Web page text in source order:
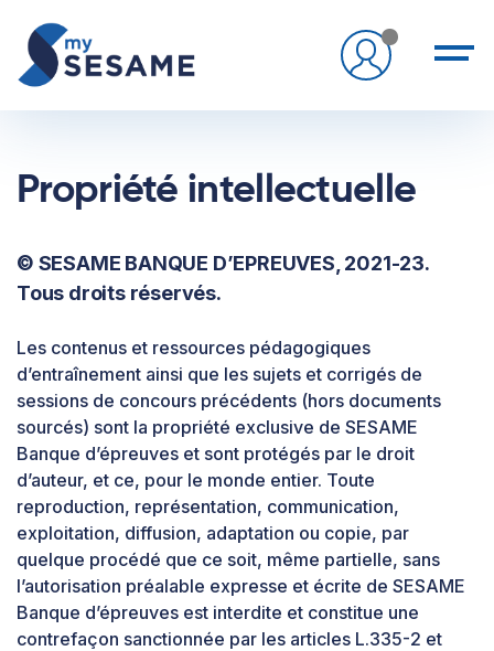
Propriété intellectuelle
© SESAME BANQUE D’EPREUVES, 2021-23.
Tous droits réservés.
Les contenus et ressources pédagogiques
d’entraînement ainsi que les sujets et corrigés de
sessions de concours précédents (hors documents
sourcés) sont la propriété exclusive de SESAME
Banque d’épreuves et sont protégés par le droit
d’auteur, et ce, pour le monde entier. Toute
reproduction, représentation, communication,
exploitation, diffusion, adaptation ou copie, par
quelque procédé que ce soit, même partielle, sans
l’autorisation préalable expresse et écrite de SESAME
Banque d’épreuves est interdite et constitue une
contrefaçon sanctionnée par les articles L.335-2 et